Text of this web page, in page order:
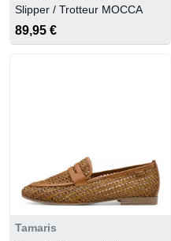
Slipper / Trotteur MOCCA
89,95 €
Tamaris